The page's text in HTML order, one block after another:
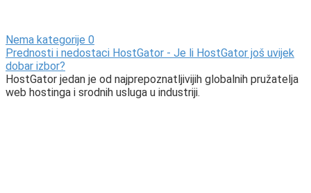
Nema kategorije 0
Prednosti i nedostaci HostGator - Je li HostGator još uvijek
dobar izbor?
HostGator jedan je od najprepoznatljivijih globalnih pružatelja
web hostinga i srodnih usluga u industriji.